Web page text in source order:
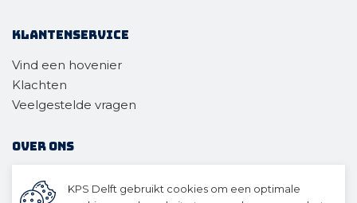
Klantenservice
Vind een hovenier
Klachten
Veelgestelde vragen
Over ons
Voor wie
KPS Delft gebruikt cookies om een optimale